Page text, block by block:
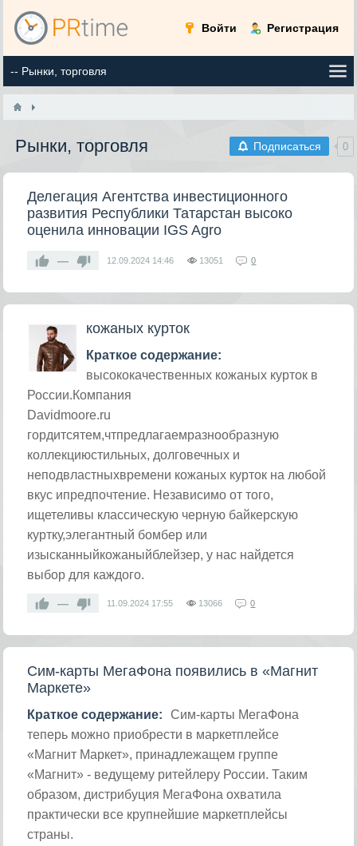
Войти Регистрация
Подписаться 0
Рынки, торговля
Делегация Агентства инвестиционного
развития Республики Татарстан высоко
оценила инновации IGS Agro
— 12.09.2024 14:46 13051 0
кожаных курток
Краткое содержание:
высококачественных кожаных курток в
России.Компания
Davidmoore.ru
гордитсятем,чтпредлагаемразнообразную
коллекциюстильных, долговечных и
неподвластныхвремени кожаных курток на любой
вкус ипредпочтение. Независимо от того,
ищетеливы классическую черную байкерскую
куртку,элегантный бомбер или
изысканныйкожаныйблейзер, у нас найдется
выбор для каждого.
— 11.09.2024 17:55 13066 0
Сим-карты МегаФона появились в «Магнит
Маркете»
Краткое содержание:
Сим-карты МегаФона
теперь можно приобрести в маркетплейсе
«Магнит Маркет», принадлежащем группе
«Магнит» - ведущему ритейлеру России. Таким
образом, дистрибуция МегаФона охватила
практически все крупнейшие маркетплейсы
страны.